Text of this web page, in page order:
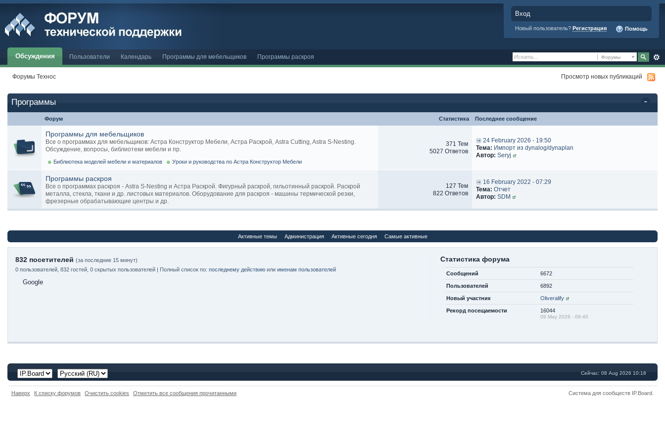
Вход
Новый пользователь? Регистрация Помощь
Форумы
Обсуждения Пользователи Календарь Программы для мебельщиков Программы раскроя
Форумы Технос Просмотр новых публикаций
Программы
Форум Статистика Последнее сообщение
Программы для мебельщиков
Все о программах для мебельщиков: Астра Конструктор Мебели, Астра Раскрой, Astra Cutting, Astra S-Nesting.
Обсуждение, вопросы, библиотеки мебели и пр.
Библиотека моделей мебели и материалов Уроки и руководства по Астра Конструктор Мебели
371 Тем
5027 Ответов
24 February 2026 - 19:50
Тема: Импорт из dynalog/dynaplan
Автор: Seryj
Программы раскроя
Все о программах раскроя - Astra S-Nesting и Астра Раскрой. Фигурный раскрой, гильотинный раскрой. Раскрой
металла, стекла, ткани и др. листовых материалов. Оборудование для раскроя - машины термической резки,
фрезерные обрабатывающие центры и др.
127 Тем
822 Ответов
16 February 2022 - 07:29
Тема: Отчет
Автор: SDM
Активные темы Администрация Активные сегодня Самые активные
Статистика форума
Сообщений 6672
Пользователей 6892
Новый участник Oliveralify
Рекорд посещаемости 16044
09 May 2026 - 06:40
832 посетителей (за последние 15 минут)
0 пользователей, 832 гостей, 0 скрытых пользователей | Полный список по: последнему действию или именам пользователей
Google
Сейчас: 08 Aug 2026 10:18
Наверх К списку форумов Очистить cookies Отметить все сообщения прочитанными Система для сообществ IP.Board